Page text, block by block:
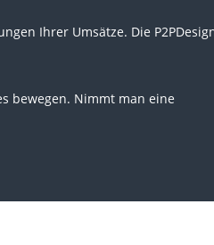
Ihrer Umsätze. Die
bewegen. Nimmt man eine